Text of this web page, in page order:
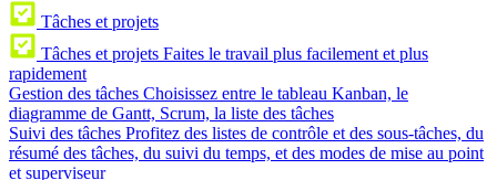
Tâches et projets
Tâches et projets Faites le travail plus facilement et plus
rapidement
Gestion des tâches Choisissez entre le tableau Kanban, le
diagramme de Gantt, Scrum, la liste des tâches
Suivi des tâches Profitez des listes de contrôle et des sous-tâches, du
résumé des tâches, du suivi du temps, et des modes de mise au point
et superviseur